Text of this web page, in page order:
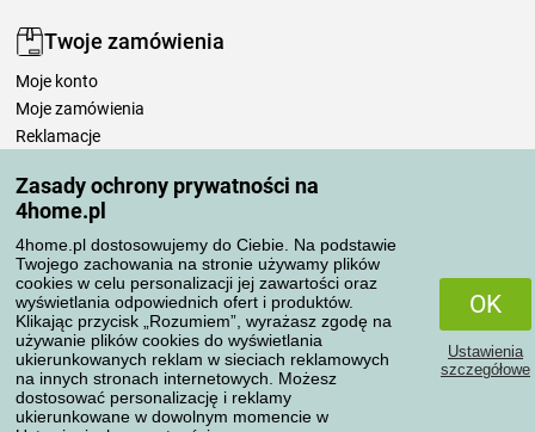
Zasady ochrony prywatności na
4home.pl
4home.pl dostosowujemy do Ciebie. Na podstawie
Twojego zachowania na stronie używamy plików
cookies w celu personalizacji jej zawartości oraz
wyświetlania odpowiednich ofert i produktów.
Klikając przycisk „Rozumiem”, wyrażasz zgodę na
używanie plików cookies do wyświetlania
ukierunkowanych reklam w sieciach reklamowych
na innych stronach internetowych. Możesz
dostosować personalizację i reklamy
ukierunkowane w dowolnym momencie w
OK
Ustawienia
szczegółowe
Twoje zamówienia
Moje konto
Moje zamówienia
Reklamacje
Zasady przetwarzania recenzji
Sposoby transportu
Metody płatności
Niezawodny sklep